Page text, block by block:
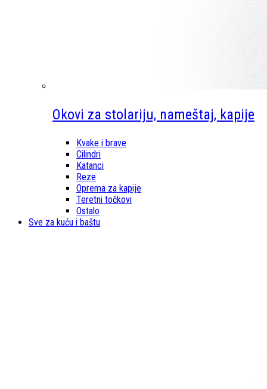
Okovi za stolariju, nameštaj, kapije
Kvake i brave
Cilindri
Katanci
Reze
Oprema za kapije
Teretni točkovi
Ostalo
Sve za kuću i baštu